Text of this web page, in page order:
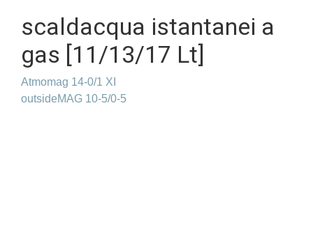
scaldacqua istantanei a
gas [11/13/17 Lt]
Atmomag 14-0/1 XI
outsideMAG 10-5/0-5